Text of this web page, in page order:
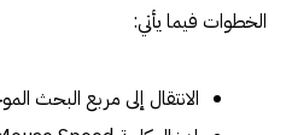
الخطوات فيما يأتي:
الانتقال إلى مربع البحث